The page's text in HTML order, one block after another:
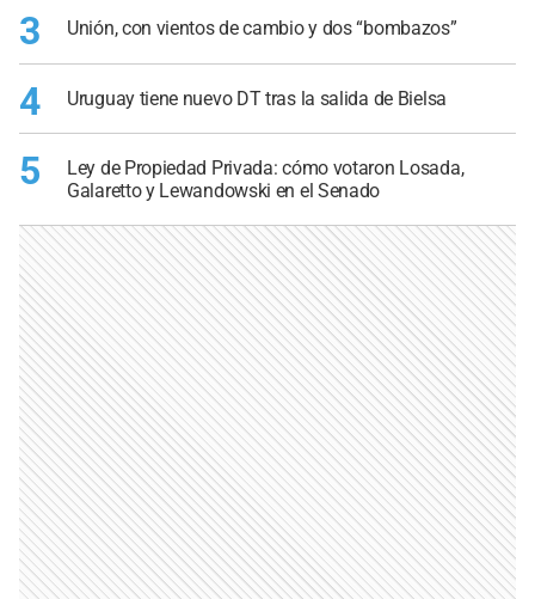
3 Unión, con vientos de cambio y dos “bombazos”
4 Uruguay tiene nuevo DT tras la salida de Bielsa
5
Ley de Propiedad Privada: cómo votaron Losada,
Galaretto y Lewandowski en el Senado